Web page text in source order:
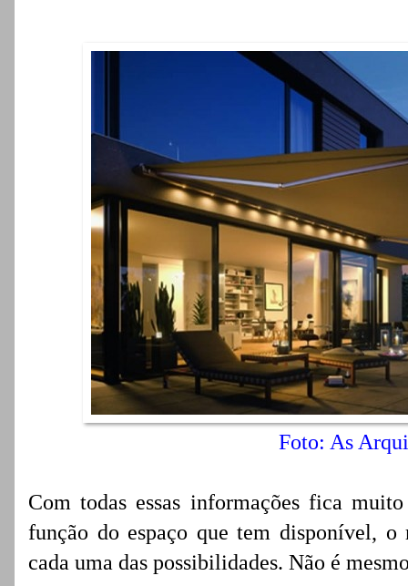
Foto: As
Com todas essas informações fica
função do espaço que tem disponível,
cada uma das possibilidades. Não é